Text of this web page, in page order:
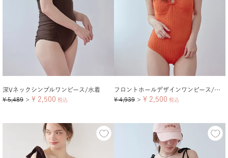
深Vネックシンプルワンピース/水着
¥ 5,489 ＞ ¥ 2,500 税込
フロントホールデザインワンピース/水着
¥ 4,939 ＞ ¥ 2,500 税込